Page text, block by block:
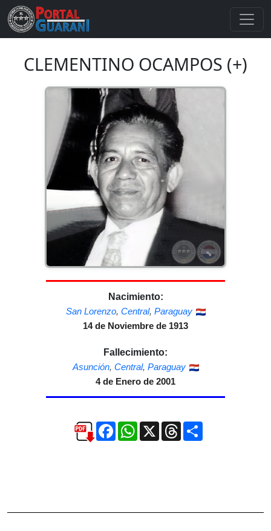
CLEMENTINO OCAMPOS (+)
Nacimiento:
San Lorenzo, Central, Paraguay
14 de Noviembre de 1913
Fallecimiento:
Asunción, Central, Paraguay
4 de Enero de 2001
FacebookWhatsApp
X ThreadsCompartir